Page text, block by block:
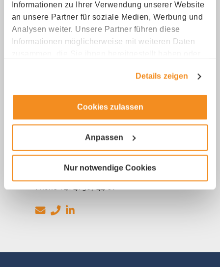
Informationen zu Ihrer Verwendung unserer Website
an unsere Partner für soziale Medien, Werbung und
Analysen weiter. Unsere Partner führen diese
Informationen möglicherweise mit weiteren Daten
Details zeigen
Cookies zulassen
Anpassen
Nur notwendige Cookies
Patrik Wermelinger
Phone +41 41 367 44 01